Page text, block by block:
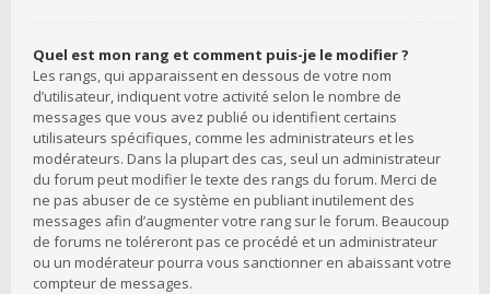
Quel est mon rang et comment puis-je le modifier ?
Les rangs, qui apparaissent en dessous de votre nom
d’utilisateur, indiquent votre activité selon le nombre de
messages que vous avez publié ou identifient certains
utilisateurs spécifiques, comme les administrateurs et les
modérateurs. Dans la plupart des cas, seul un administrateur
du forum peut modifier le texte des rangs du forum. Merci de
ne pas abuser de ce système en publiant inutilement des
messages afin d’augmenter votre rang sur le forum. Beaucoup
de forums ne toléreront pas ce procédé et un administrateur
ou un modérateur pourra vous sanctionner en abaissant votre
compteur de messages.